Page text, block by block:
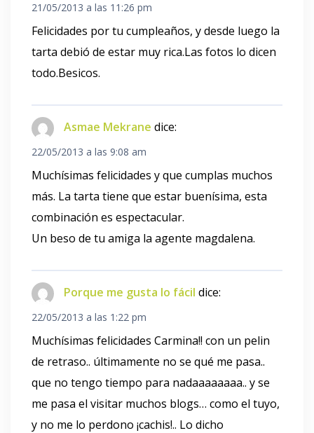
21/05/2013 a las 11:26 pm
Felicidades por tu cumpleaños, y desde luego la
tarta debió de estar muy rica.Las fotos lo dicen
todo.Besicos.
Asmae Mekrane dice:
22/05/2013 a las 9:08 am
Muchísimas felicidades y que cumplas muchos
más. La tarta tiene que estar buenísima, esta
combinación es espectacular.
Un beso de tu amiga la agente magdalena.
Porque me gusta lo fácil dice:
22/05/2013 a las 1:22 pm
Muchísimas felicidades Carmina!! con un pelin
de retraso.. últimamente no se qué me pasa..
que no tengo tiempo para nadaaaaaaaa.. y se
me pasa el visitar muchos blogs… como el tuyo,
y no me lo perdono ¡cachis!.. Lo dicho